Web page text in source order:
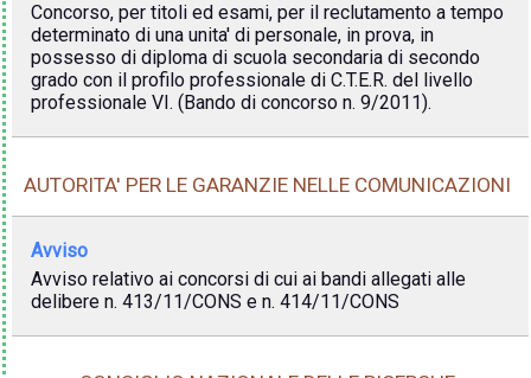
Concorso, per titoli ed esami, per il reclutamento a tempo
determinato di una unita' di personale, in prova, in
possesso di diploma di scuola secondaria di secondo
grado con il profilo professionale di C.T.E.R. del livello
professionale VI. (Bando di concorso n. 9/2011).
AUTORITA' PER LE GARANZIE NELLE COMUNICAZIONI
Avviso
Avviso relativo ai concorsi di cui ai bandi allegati alle
delibere n. 413/11/CONS e n. 414/11/CONS